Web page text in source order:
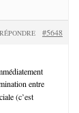
#5648
RÉPONDRE
entre
(c’est